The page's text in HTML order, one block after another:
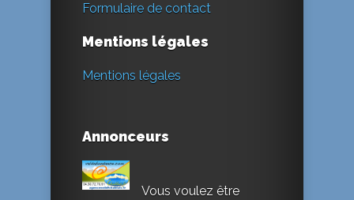
Formulaire de contact
Mentions légales
Mentions légales
Annonceurs
Vous voulez être